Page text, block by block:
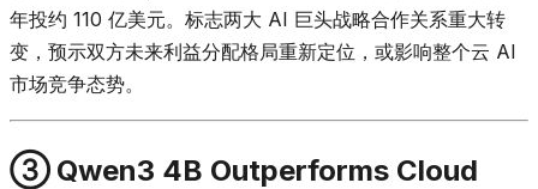
年投约 110 亿美元。标志两大 AI 巨头战略合作关系重大转
变，预示双方未来利益分配格局重新定位，或影响整个云 AI
市场竞争态势。
③ Qwen3 4B Outperforms Cloud